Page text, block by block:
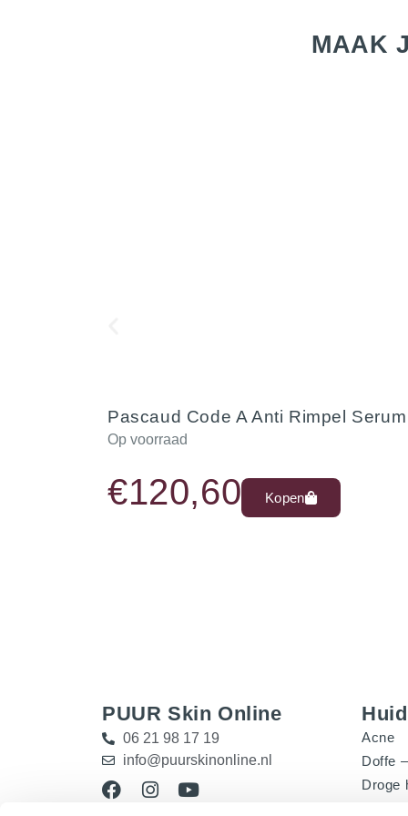
MAAK
Pascaud Code A Anti Rimpel Serum
Op voorraad
€120,60 Kopen
PUUR Skin Online
06 21 98 17 19
info@puurskinonline.nl
Acne
Doffe
Droge